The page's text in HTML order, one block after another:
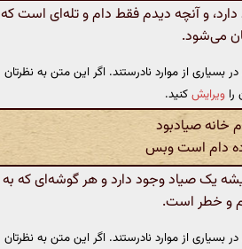
و آنچه دیدم فقط دام و تله‌ای است که
می‌شود.
از موارد نادرستند. اگر این متن به نظرتان
ویرایشکنید.
خانه صیادبود
دام است وبس
یک صیاد وجود دارد و هر گوشه‌ای که به
و خطر است.
از موارد نادرستند. اگر این متن به نظرتان